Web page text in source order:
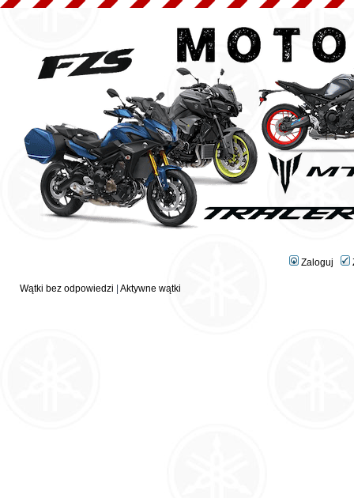
Zaloguj
Wątki bez odpowiedzi Aktywne wątki